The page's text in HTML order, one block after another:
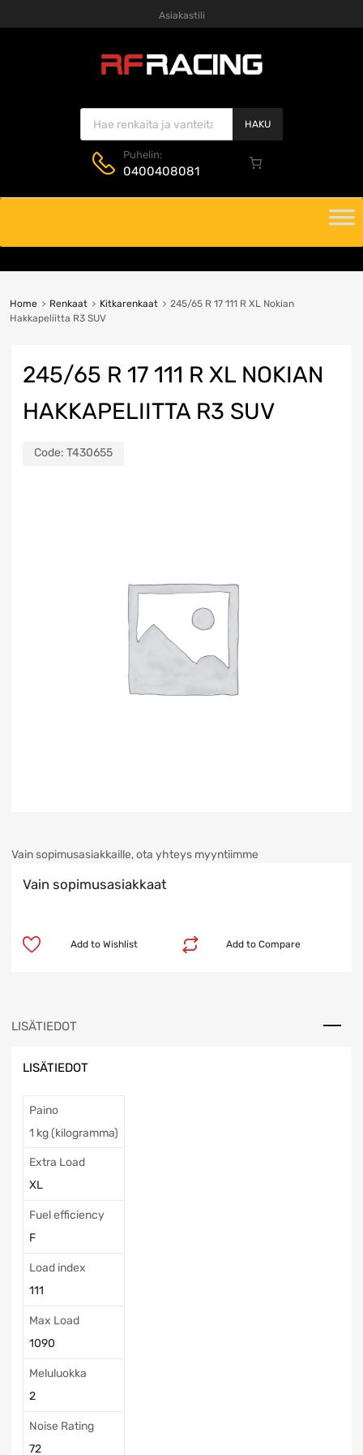
Asiakastili
Products search
HAKU
Puhelin:
0400408081
content
Home Renkaat Kitkarenkaat
245/65 R 17 111 R XL Nokian
Hakkapeliitta R3 SUV
245/65 R 17 111 R XL NOKIAN
HAKKAPELIITTA R3 SUV
Code: T430655
Vain sopimusasiakkaille, ota yhteys myyntiimme
Vain sopimusasiakkaat
Add to Compare
Add to Wishlist
LISÄTIEDOT
LISÄTIEDOT
Paino
1 kg (kilogramma)
Extra Load
XL
Fuel efficiency
F
Load index
111
Max Load
1090
Meluluokka
2
Noise Rating
72